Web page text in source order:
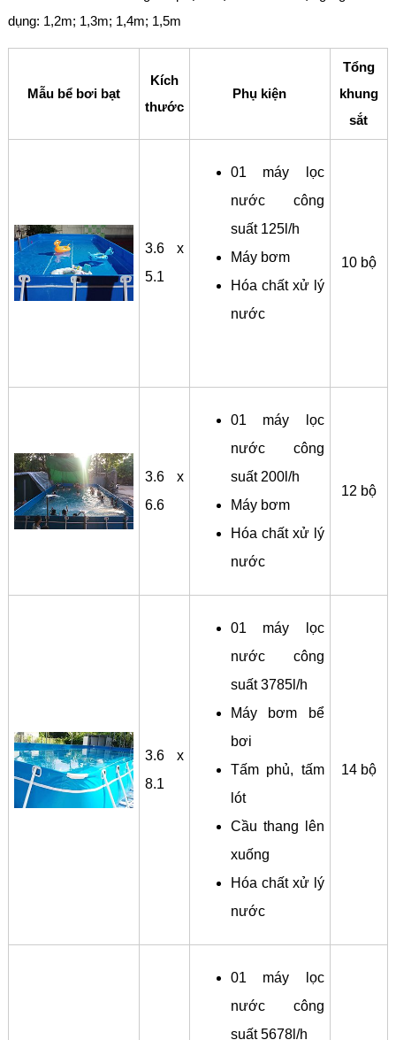
dụng: 1,2m; 1,3m; 1,4m; 1,5m
Mẫu bể bơi bạt
Kích
thước
Phụ kiện
Tổng
khung
sắt
3.6 x
5.1
01 máy lọc
nước công
suất 125l/h
Máy bơm
Hóa chất xử lý
nước
10 bộ
3.6 x
6.6
01 máy lọc
nước công
suất 200l/h
Máy bơm
Hóa chất xử lý
nước
12 bộ
3.6 x
8.1
01 máy lọc
nước công
suất 3785l/h
Máy bơm bể
bơi
Tấm phủ, tấm
lót
Cầu thang lên
xuống
Hóa chất xử lý
nước
14 bộ
01 máy lọc
nước công
suất 5678l/h